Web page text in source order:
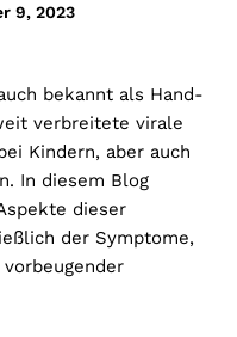
9, 2023
bekannt als Hand-
verbreitete virale
Kindern, aber auch
In diesem Blog
dieser
der Symptome,